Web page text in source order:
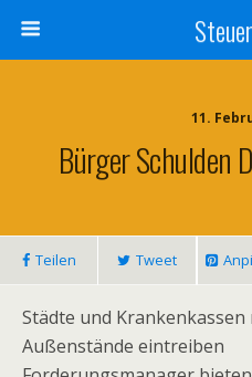
11.
Bürger Schulden
Teilen Tweet
Städte und
Außenstände eintreiben